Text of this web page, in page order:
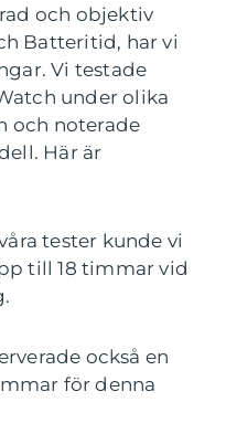
och objektiv
Batteritid, har vi
Vi testade
under olika
och noterade
Här är
tester kunde vi
till 18 timmar vid
också en
för denna